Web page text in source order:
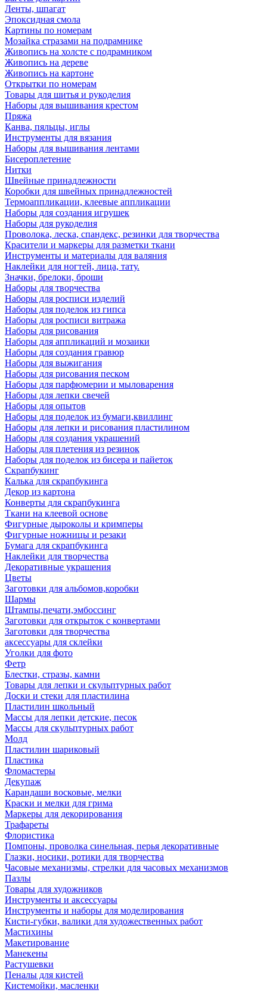
Ленты, шпагат
Эпоксидная смола
Картины по номерам
Мозайка стразами на подрамнике
Живопись на холсте с подрамником
Живопись на дереве
Живопись на картоне
Открытки по номерам
Товары для шитья и рукоделия
Наборы для вышивания крестом
Пряжа
Канва, пяльцы, иглы
Инструменты для вязания
Наборы для вышивания лентами
Бисероплетение
Нитки
Швейные принадлежности
Коробки для швейных принадлежностей
Термоаппликации, клеевые аппликации
Наборы для создания игрушек
Наборы для рукоделия
Проволока, леска, спандекс, резинки для творчества
Красители и маркеры для разметки ткани
Инструменты и материалы для валяния
Наклейки для ногтей, лица, тату.
Значки, брелоки, броши
Наборы для творчества
Наборы для росписи изделий
Наборы для поделок из гипса
Наборы для росписи витража
Наборы для рисования
Наборы для аппликаций и мозаики
Наборы для создания гравюр
Наборы для выжигания
Наборы для рисования песком
Наборы для парфюмерии и мыловарения
Наборы для лепки свечей
Наборы для опытов
Наборы для поделок из бумаги,квиллинг
Наборы для лепки и рисования пластилином
Наборы для создания украшений
Наборы для плетения из резинок
Наборы для поделок из бисера и пайеток
Скрапбукинг
Калька для скрапбукинга
Декор из картона
Конверты для скрапбукинга
Ткани на клеевой основе
Фигурные дыроколы и кримперы
Фигурные ножницы и резаки
Бумага для скрапбукинга
Наклейки для творчества
Декоративные украшения
Цветы
Заготовки для альбомов,коробки
Шармы
Штампы,печати,эмбоссинг
Заготовки для открыток с конвертами
Заготовки для творчества
аксессуары для склейки
Уголки для фото
Фетр
Блестки, стразы, камни
Товары для лепки и скульптурных работ
Доски и стеки для пластилина
Пластилин школьный
Массы для лепки детские, песок
Массы для скульптурных работ
Молд
Пластилин шариковый
Пластика
Фломастеры
Декупаж
Карандаши восковые, мелки
Краски и мелки для грима
Маркеры для декорирования
Трафареты
Флористика
Помпоны, проволка синельная, перья декоративные
Глазки, носики, ротики для творчества
Часовые механизмы, стрелки для часовых механизмов
Пазлы
Товары для художников
Инструменты и аксессуары
Инструменты и наборы для моделирования
Кисти-губки, валики для художественных работ
Мастихины
Макетирование
Манекены
Растушевки
Пеналы для кистей
Кистемойки, масленки